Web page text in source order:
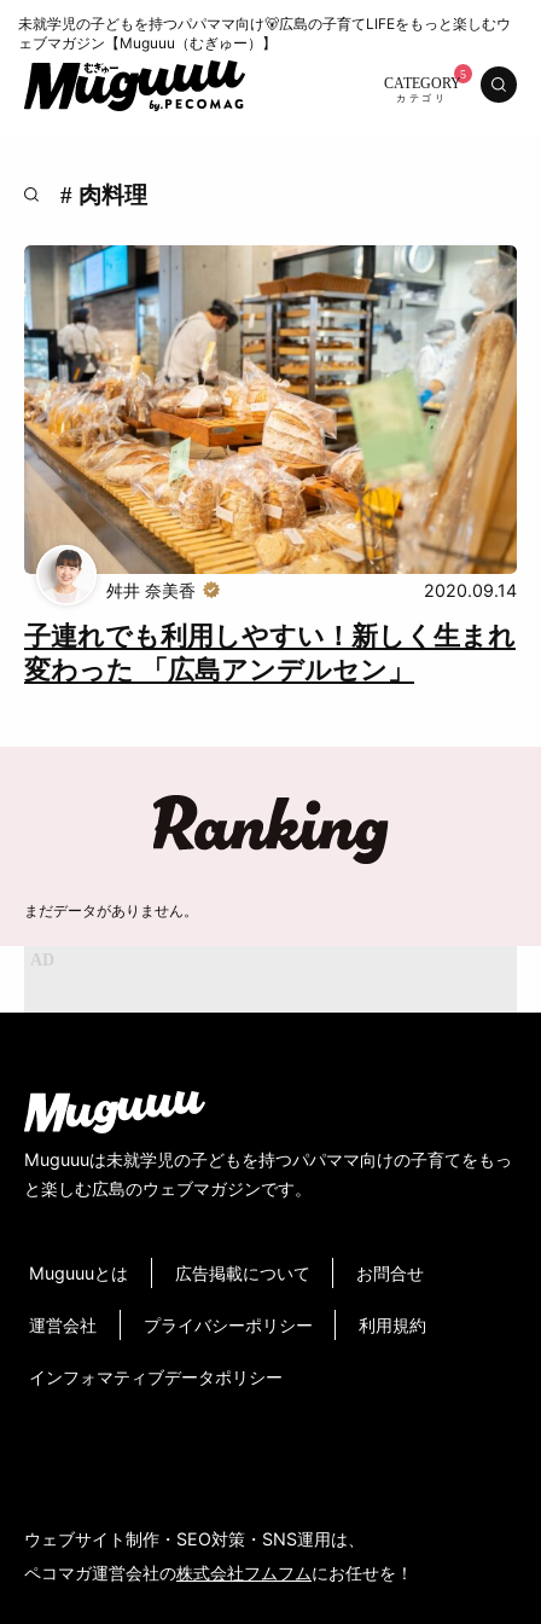
未就学児の子どもを持つパパママ向け🐻広島の子育てLIFEをもっと楽しむウ
ェブマガジン【Muguuu（むぎゅー）】
CATEGORY
特集 くらし
おいしい お知らせ
おでかけ
Muguuuとは 運営会社
広告掲載について プライバシーポリシー
インフォマティブデータポリシ
ー
お問合せ
# 肉料理
子連れでも利用しやすい！新しく生まれ
変わった 「広島アンデルセン」
舛井 奈美香 2020.09.14
まだデータがありません。
Muguuuは未就学児の子どもを持つパパママ向けの子育てをもっ
と楽しむ広島のウェブマガジンです。
Muguuuとは 広告掲載について お問合せ
運営会社 プライバシーポリシー 利用規約
インフォマティブデータポリシー
ウェブサイト制作・SEO対策・SNS運用は、
ペコマガ運営会社の株式会社フムフムにお任せを！